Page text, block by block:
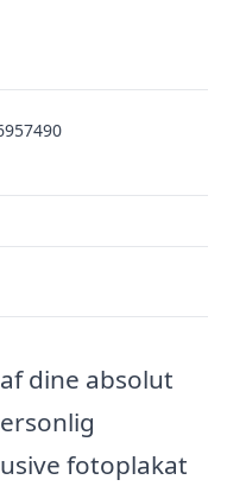
dine absolut
fotoplakat